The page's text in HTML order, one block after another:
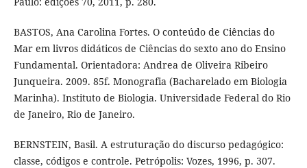
BASTOS, Ana Carolina Fortes. O conteúdo de Ciências do
Mar em livros didáticos de Ciências do sexto ano do Ensino
Fundamental. Orientadora: Andrea de Oliveira Ribeiro
Junqueira. 2009. 85f. Monografia (Bacharelado em Biologia
Marinha). Instituto de Biologia. Universidade Federal do Rio
de Janeiro, Rio de Janeiro.
BERNSTEIN, Basil. A estruturação do discurso pedagógico:
classe, códigos e controle. Petrópolis: Vozes, 1996, p. 307.